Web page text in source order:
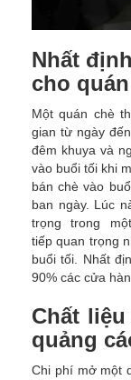
Nhất
cho
Một quán chè
gian từ ngày
đêm khuya và
vào buổi tối khi
bán chè vào
ban ngày. Lúc
trọng trong
tiếp quan trọng
buổi tối. Nhất
90% các cửa
Chất
quảng
Chi phí mở một